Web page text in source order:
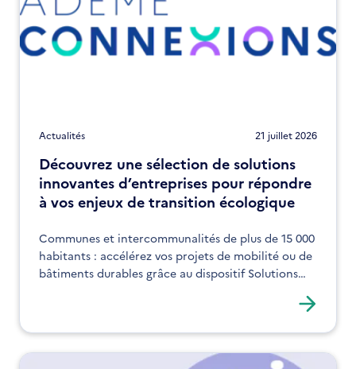
Actualités 21 juillet 2026
Découvrez une sélection de solutions
innovantes d’entreprises pour répondre
à vos enjeux de transition écologique
Communes et intercommunalités de plus de 15 000
habitants : accélérez vos projets de mobilité ou de
bâtiments durables grâce au dispositif Solutions